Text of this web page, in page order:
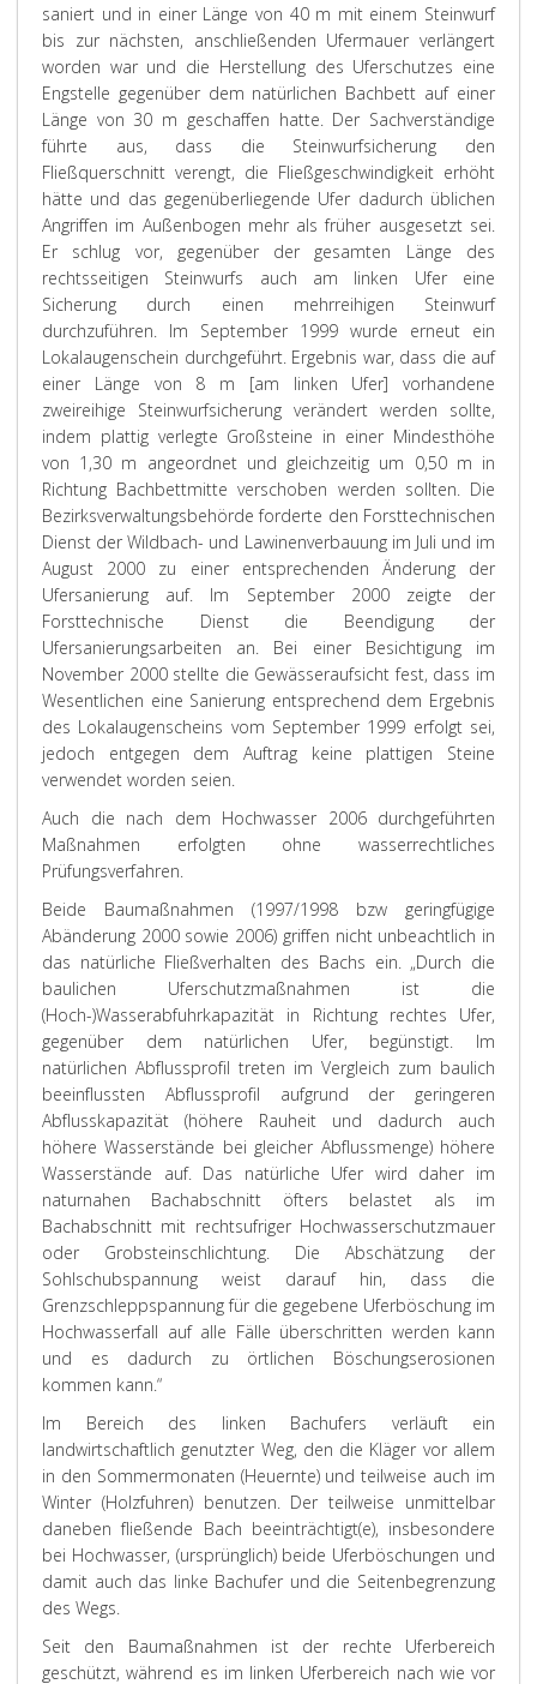
saniert und in einer Länge von 40 m mit einem Steinwurf
bis zur nächsten, anschließenden Ufermauer verlängert
worden war und die Herstellung des Uferschutzes eine
Engstelle gegenüber dem natürlichen Bachbett auf einer
Länge von 30 m geschaffen hatte. Der Sachverständige
führte aus, dass die Steinwurfsicherung den
Fließquerschnitt verengt, die Fließgeschwindigkeit erhöht
hätte und das gegenüberliegende Ufer dadurch üblichen
Angriffen im Außenbogen mehr als früher ausgesetzt sei.
Er schlug vor, gegenüber der gesamten Länge des
rechtsseitigen Steinwurfs auch am linken Ufer eine
Sicherung durch einen mehrreihigen Steinwurf
durchzuführen. Im September 1999 wurde erneut ein
Lokalaugenschein durchgeführt. Ergebnis war, dass die auf
einer Länge von 8 m [am linken Ufer] vorhandene
zweireihige Steinwurfsicherung verändert werden sollte,
indem plattig verlegte Großsteine in einer Mindesthöhe
von 1,30 m angeordnet und gleichzeitig um 0,50 m in
Richtung Bachbettmitte verschoben werden sollten. Die
Bezirksverwaltungsbehörde forderte den Forsttechnischen
Dienst der Wildbach- und Lawinenverbauung im Juli und im
August 2000 zu einer entsprechenden Änderung der
Ufersanierung auf. Im September 2000 zeigte der
Forsttechnische Dienst die Beendigung der
Ufersanierungsarbeiten an. Bei einer Besichtigung im
November 2000 stellte die Gewässeraufsicht fest, dass im
Wesentlichen eine Sanierung entsprechend dem Ergebnis
des Lokalaugenscheins vom September 1999 erfolgt sei,
jedoch entgegen dem Auftrag keine plattigen Steine
verwendet worden seien.
Auch die nach dem Hochwasser 2006 durchgeführten
Maßnahmen erfolgten ohne wasserrechtliches
Prüfungsverfahren.
Beide Baumaßnahmen (1997/1998 bzw geringfügige
Abänderung 2000 sowie 2006) griffen nicht unbeachtlich in
das natürliche Fließverhalten des Bachs ein. „Durch die
baulichen Uferschutzmaßnahmen ist die
(Hoch-)Wasserabfuhrkapazität in Richtung rechtes Ufer,
gegenüber dem natürlichen Ufer, begünstigt. Im
natürlichen Abflussprofil treten im Vergleich zum baulich
beeinflussten Abflussprofil aufgrund der geringeren
Abflusskapazität (höhere Rauheit und dadurch auch
höhere Wasserstände bei gleicher Abflussmenge) höhere
Wasserstände auf. Das natürliche Ufer wird daher im
naturnahen Bachabschnitt öfters belastet als im
Bachabschnitt mit rechtsufriger Hochwasserschutzmauer
oder Grobsteinschlichtung. Die Abschätzung der
Sohlschubspannung weist darauf hin, dass die
Grenzschleppspannung für die gegebene Uferböschung im
Hochwasserfall auf alle Fälle überschritten werden kann
und es dadurch zu örtlichen Böschungserosionen
kommen kann.“
Im Bereich des linken Bachufers verläuft ein
landwirtschaftlich genutzter Weg, den die Kläger vor allem
in den Sommermonaten (Heuernte) und teilweise auch im
Winter (Holzfuhren) benutzen. Der teilweise unmittelbar
daneben fließende Bach beeinträchtigt(e), insbesondere
bei Hochwasser, (ursprünglich) beide Uferböschungen und
damit auch das linke Bachufer und die Seitenbegrenzung
des Wegs.
Seit den Baumaßnahmen ist der rechte Uferbereich
geschützt, während es im linken Uferbereich nach wie vor